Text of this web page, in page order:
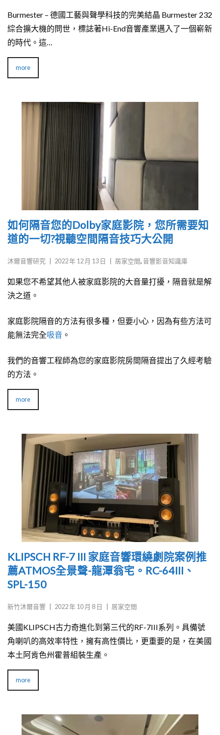
Burmester – 德國工藝與聲學科技的完美結晶 Burmester 232
綜合擴大機的問世，標誌著Hi-End音響產業邁入了一個嶄新
的時代。這…
more
如何隔音您的Dolby家庭影院，您所需要知
道的一切?視聽空間隔音技巧大公開
沐爾音響研究 2022 年 12 月 13 日 居家空間,音響影音知識庫
如果您不希望其他人被家庭影院的大音量打擾，隔音就是解
決之道。
家庭影院隔音的方法有很多種，但要小心，因為有些方法可
能無法完全吸音 。
我們的音響工程師為您的家庭影院房間隔音提出了久經考驗
的方法。
more
KLIPSCH RF-7 III 家庭音響環繞劇院案例推
薦ATMOS全景聲-龍潭翁宅。RC-64III、
SPL-150
新竹沐爾音響 2022 年 10 月 8 日 居家空間
美國KLIPSCH古力奇進化到第三代的RF-7III系列。具備號
角喇叭的高效率特性，擁有高性價比，更重要的是，在美國
本土阿肯色州霍普組裝生產。
more